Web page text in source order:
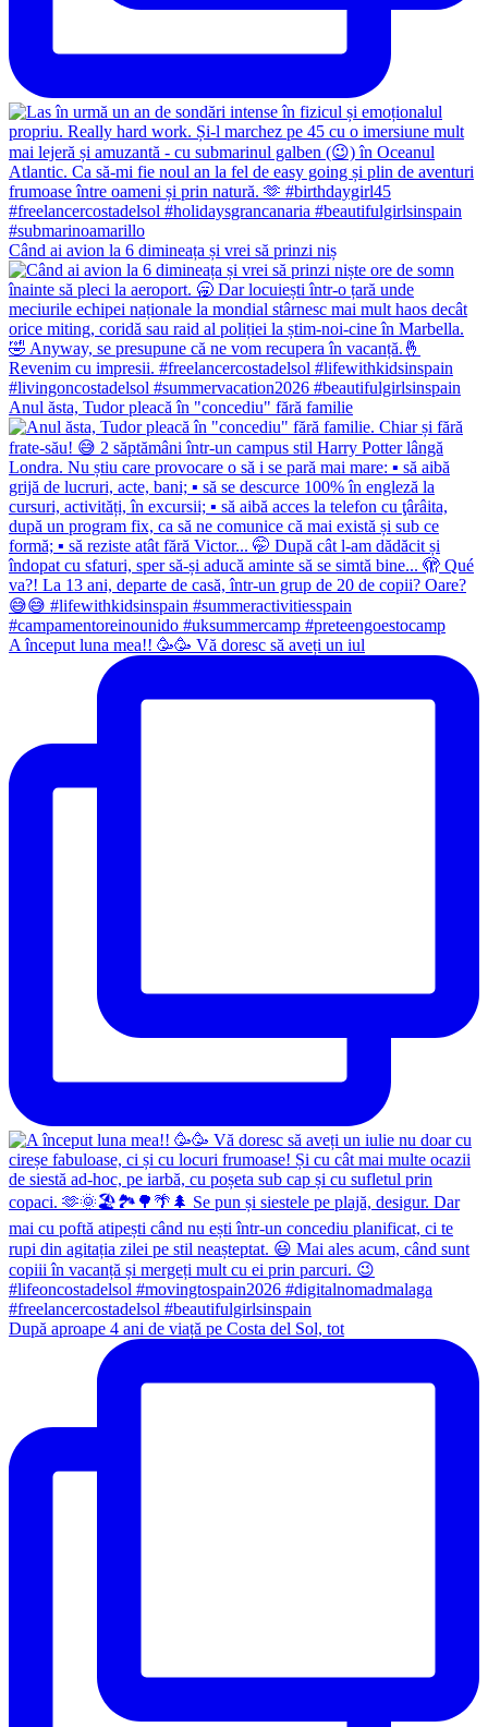
Când ai avion la 6 dimineața și vrei să prinzi niș
Anul ăsta, Tudor pleacă în "concediu" fără familie
A început luna mea!! 🥳🥳 Vă doresc să aveți un iul
După aproape 4 ani de viață pe Costa del Sol, tot